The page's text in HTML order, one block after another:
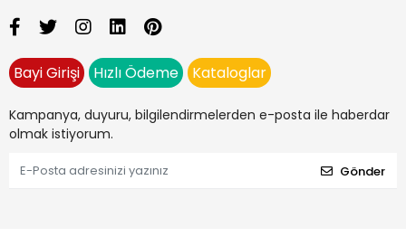
Bayi Girişi Hızlı Ödeme Kataloglar
Kampanya, duyuru, bilgilendirmelerden e-posta ile haberdar
olmak istiyorum.
Gönder